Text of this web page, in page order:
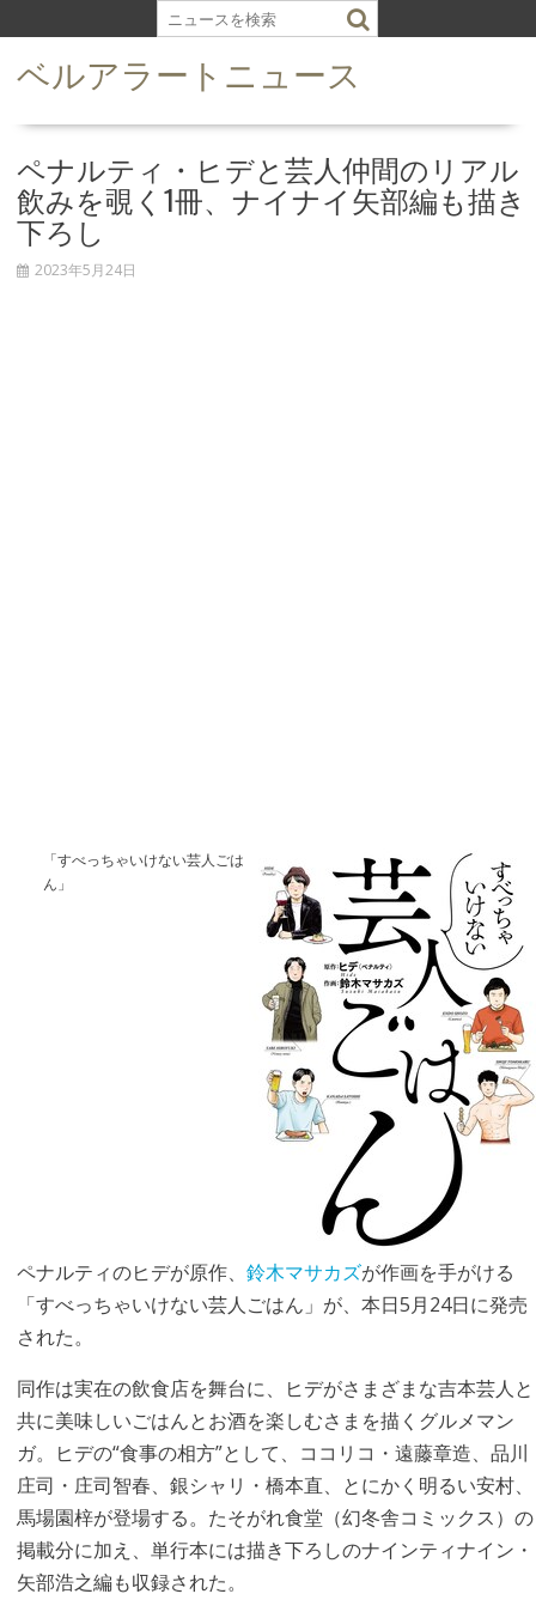
k
ベルアラートニュース
ペナルティ・ヒデと芸人仲間のリアル
飲みを覗く1冊、ナイナイ矢部編も描き
下ろし
2023年5月24日
「すべっちゃいけない芸人ごは
ん」
ペナルティのヒデが原作、 鈴木マサカズが作画を手がける
「すべっちゃいけない芸人ごはん」が、本日5月24日に発売
された。
同作は実在の飲食店を舞台に、ヒデがさまざまな吉本芸人と
共に美味しいごはんとお酒を楽しむさまを描くグルメマン
ガ。ヒデの“食事の相方”として、ココリコ・遠藤章造、品川
庄司・庄司智春、銀シャリ・橋本直、とにかく明るい安村、
馬場園梓が登場する。たそがれ食堂（幻冬舎コミックス）の
掲載分に加え、単行本には描き下ろしのナインティナイン・
矢部浩之編も収録された。